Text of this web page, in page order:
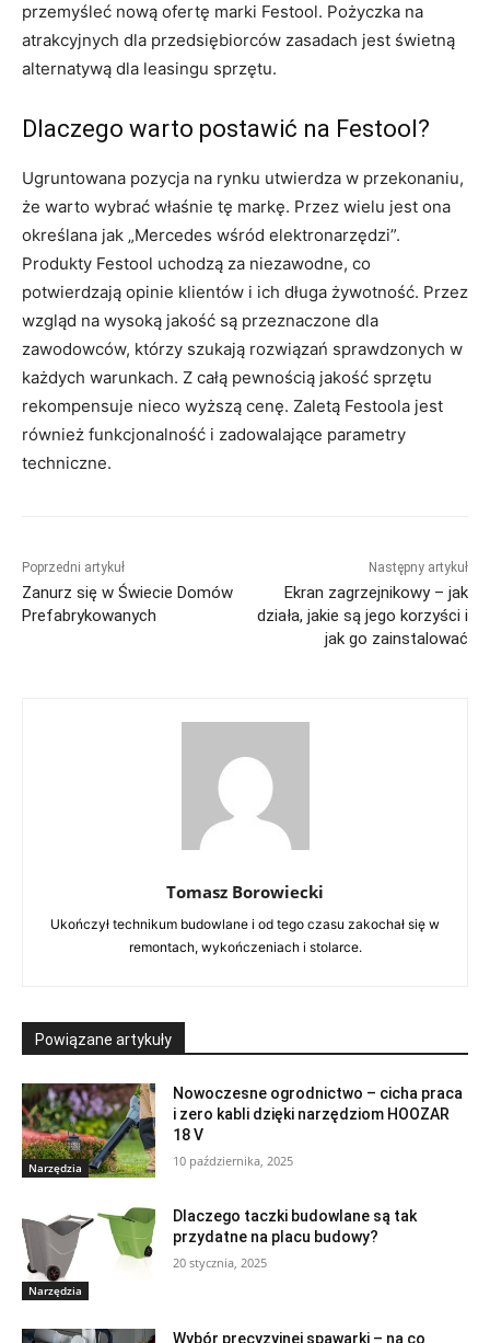
przemyśleć nową ofertę marki Festool. Pożyczka na
atrakcyjnych dla przedsiębiorców zasadach jest świetną
alternatywą dla leasingu sprzętu.
Dlaczego warto postawić na Festool?
Ugruntowana pozycja na rynku utwierdza w przekonaniu,
że warto wybrać właśnie tę markę. Przez wielu jest ona
określana jak „Mercedes wśród elektronarzędzi”.
Produkty Festool uchodzą za niezawodne, co
potwierdzają opinie klientów i ich długa żywotność. Przez
wzgląd na wysoką jakość są przeznaczone dla
zawodowców, którzy szukają rozwiązań sprawdzonych w
każdych warunkach. Z całą pewnością jakość sprzętu
rekompensuje nieco wyższą cenę. Zaletą Festoola jest
również funkcjonalność i zadowalające parametry
techniczne.
Poprzedni artykuł
Zanurz się w Świecie Domów
Prefabrykowanych
Następny artykuł
Ekran zagrzejnikowy – jak
działa, jakie są jego korzyści i
jak go zainstalować
Tomasz Borowiecki
Ukończył technikum budowlane i od tego czasu zakochał się w
remontach, wykończeniach i stolarce.
Powiązane artykuły
Narzędzia
Nowoczesne ogrodnictwo – cicha praca
i zero kabli dzięki narzędziom HOOZAR
18 V
10 października, 2025
Narzędzia
Dlaczego taczki budowlane są tak
przydatne na placu budowy?
20 stycznia, 2025
Wybór precyzyjnej spawarki – na co